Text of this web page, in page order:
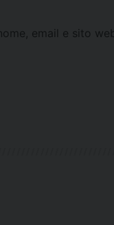
email e sito